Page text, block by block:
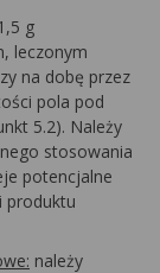
g
leczonym
na dobę przez
pola pod
5.2). Należy
stosowania
potencjalne
produktu
należy